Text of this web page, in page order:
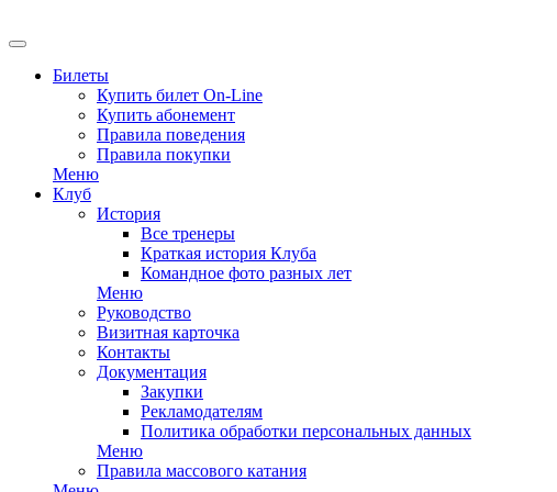
Билеты
Купить билет On-Line
Купить абонемент
Правила поведения
Правила покупки
Меню
Клуб
История
Все тренеры
Краткая история Клуба
Командное фото разных лет
Меню
Руководство
Визитная карточка
Контакты
Документация
Закупки
Рекламодателям
Политика обработки персональных данных
Меню
Правила массового катания